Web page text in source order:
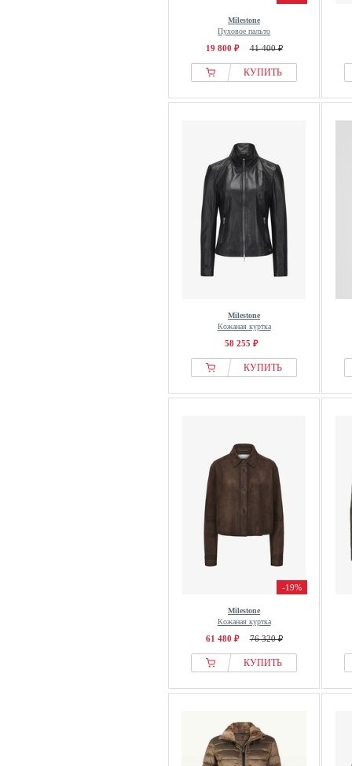
Milestone
Пуховое пальто
19 800 ₽ 41 400 ₽
КУПИТЬ
Milestone
Кожаная куртка
58 255 ₽
КУПИТЬ
-19%
Milestone
Кожаная куртка
61 480 ₽ 76 320 ₽
КУПИТЬ